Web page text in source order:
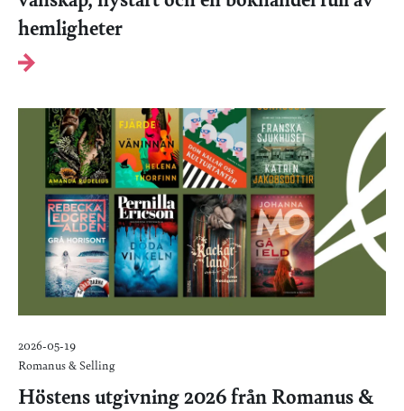
hemligheter
2026-05-19
Romanus & Selling
Höstens utgivning 2026 från Romanus &